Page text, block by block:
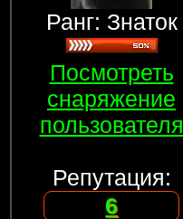
Ранг: Знаток
Посмотреть
снаряжение
пользователя
Репутация:
6